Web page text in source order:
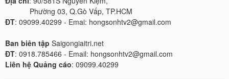
Phường 03, Q.Gò Vấp, TP.HCM
ĐT: 09099.40299 - Emai: hongsonhtv2@gmail.com
Ban biên tập Saigongiaitri.net
ĐT: 0918.785466 - Email: hongsonhtv2@gmail.com
Liên hệ Quảng cáo: 09099.40299